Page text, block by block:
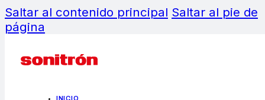
Saltar al contenido principal Saltar al pie de
página
INICIO